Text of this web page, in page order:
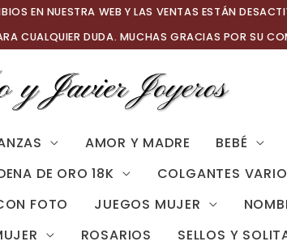
EN NUESTRA WEB Y LAS VENTAS ESTÁN
CUALQUIER DUDA. MUCHAS GRACIAS POR SU
AMOR Y MADRE BEBÉ
DE ORO 18K COLGANTES
FOTO JUEGOS MUJER
ROSARIOS SELLOS Y